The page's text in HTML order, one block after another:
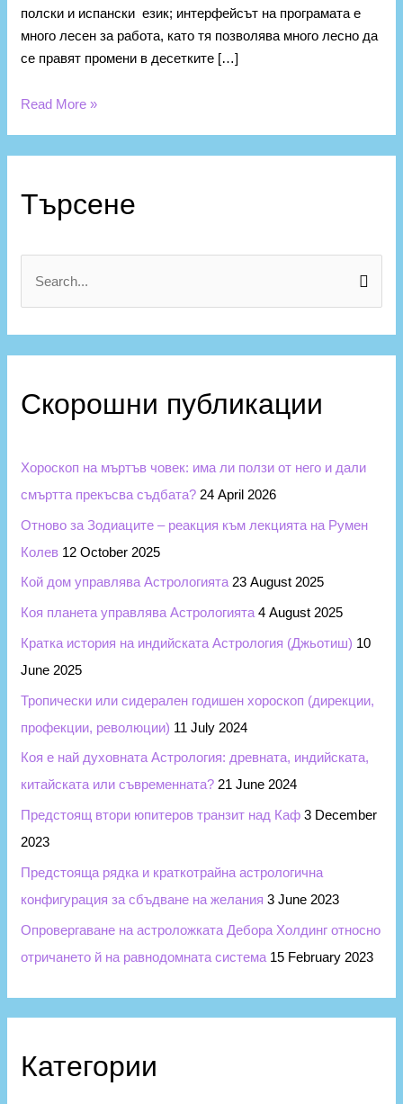
полски и испански език; интерфейсът на програмата е
много лесен за работа, като тя позволява много лесно да
се правят промени в десетките […]
Read More »
Търсене
e
a
c
o
r
:
Скорошни публикации
Хороскоп на мъртъв човек: има ли ползи от него и дали
смъртта прекъсва съдбата? 24 April 2026
Отново за Зодиаците – реакция към лекцията на Румен
Колев 12 October 2025
Кой дом управлява Астрологията 23 August 2025
Коя планета управлява Астрологията 4 August 2025
Кратка история на индийската Астрология (Джьотиш) 10
June 2025
Тропически или сидерален годишен хороскоп (дирекции,
профекции, революции) 11 July 2024
Коя е най духовната Астрология: древната, индийската,
китайската или съвременната? 21 June 2024
Предстоящ втори юпитеров транзит над Каф 3 December
2023
Предстояща рядка и краткотрайна астрологична
конфигурация за сбъдване на желания 3 June 2023
Опровергаване на астроложката Дебора Холдинг относно
отричането й на равнодомната система 15 February 2023
Категории
а
и